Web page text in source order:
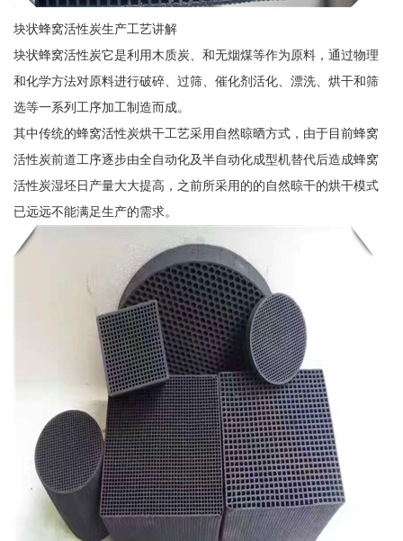
块状蜂窝活性炭生产工艺讲解
块状蜂窝活性炭它是利用木质炭、和无烟煤等作为原料，通过物理
和化学方法对原料进行破碎、过筛、催化剂活化、漂洗、烘干和筛
选等一系列工序加工制造而成。
其中传统的蜂窝活性炭烘干工艺采用自然晾晒方式，由于目前蜂窝
活性炭前道工序逐步由全自动化及半自动化成型机替代后造成蜂窝
活性炭湿坯日产量大大提高，之前所采用的的自然晾干的烘干模式
已远远不能满足生产的需求。